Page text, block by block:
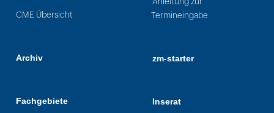
CME Übersicht
Archiv
Fachgebiete
Anleitung zur
Termineingabe
zm-starter
Inserat